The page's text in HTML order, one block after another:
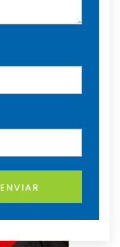
ENVIAR